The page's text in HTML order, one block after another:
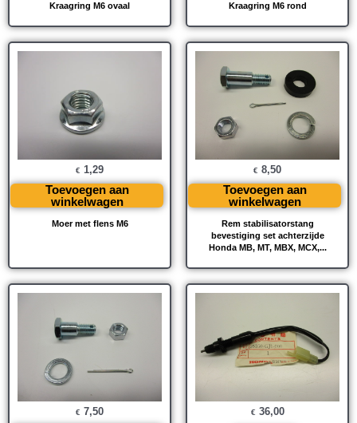
Kraagring M6 ovaal Kraagring M6 rond
Moer met flens M6
€ 1,29
Toevoegen aan
winkelwagen
Rem stabilisatorstang
bevestiging set achterzijde
Honda MB, MT, MBX, MCX,...
€ 8,50
Toevoegen aan
winkelwagen
€ 7,50 € 36,00